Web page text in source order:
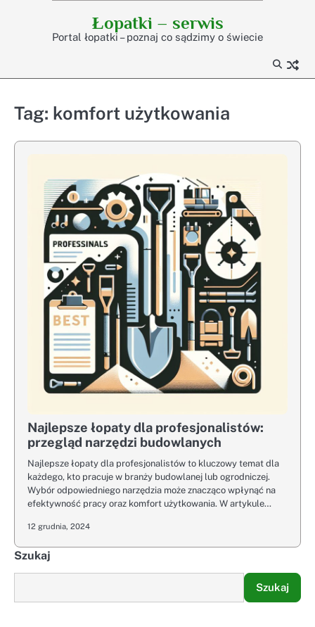
Łopatki – serwis
Portal łopatki – poznaj co sądzimy o świecie
Tag: komfort użytkowania
Najlepsze łopaty dla profesjonalistów:
przegląd narzędzi budowlanych
Najlepsze łopaty dla profesjonalistów to kluczowy temat dla
każdego, kto pracuje w branży budowlanej lub ogrodniczej.
Wybór odpowiedniego narzędzia może znacząco wpłynąć na
efektywność pracy oraz komfort użytkowania. W artykule…
12 grudnia, 2024
Szukaj
Szukaj